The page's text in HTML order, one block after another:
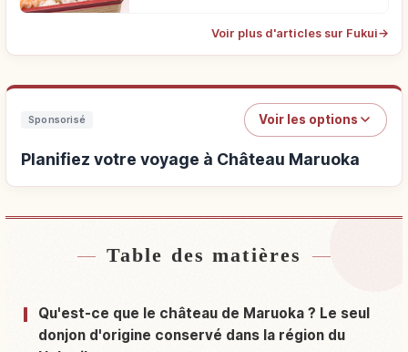
Voir plus d'articles sur Fukui→
Sponsorisé Voir les options
Planifiez votre voyage à Château Maruoka
Hébergements près de Château Maruoka
Activités à Château Maruoka↗
Table des matières
Qu'est-ce que le château de Maruoka ? Le seul
donjon d'origine conservé dans la région du